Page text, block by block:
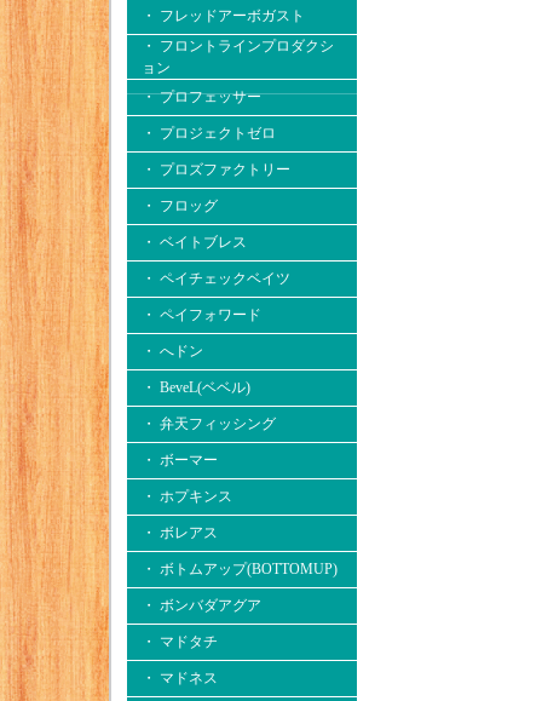
・ フレッドアーボガスト
・ フロントラインプロダクシ
ョン
・ プロフェッサー
・ プロジェクトゼロ
・ プロズファクトリー
・ フロッグ
・ ベイトブレス
・ ペイチェックベイツ
・ ペイフォワード
・ へドン
・ BeveL(ベベル)
・ 弁天フィッシング
・ ボーマー
・ ホプキンス
・ ボレアス
・ ボトムアップ(BOTTOMUP)
・ ボンバダアグア
・ マドタチ
・ マドネス